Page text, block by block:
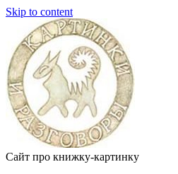
Skip to content
Сайт про книжку-картинку